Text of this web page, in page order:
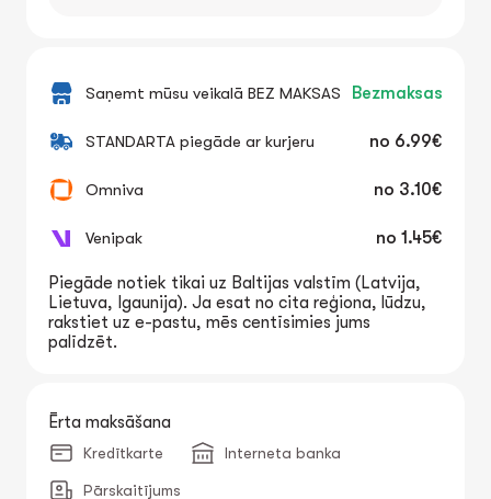
Saņemt mūsu veikalā BEZ MAKSAS Bezmaksas
STANDARTA piegāde ar kurjeru no 6.99€
Omniva no 3.10€
Venipak no 1.45€
Piegāde notiek tikai uz Baltijas valstīm (Latvija,
Lietuva, Igaunija). Ja esat no cita reģiona, lūdzu,
rakstiet uz e-pastu, mēs centīsimies jums
palīdzēt.
Ērta maksāšana
Kredītkarte Interneta banka
Pārskaitījums